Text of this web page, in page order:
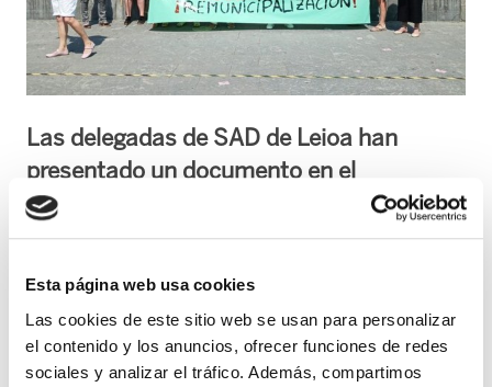
Esta página web usa cookies
Las cookies de este sitio web se usan para personalizar
el contenido y los anuncios, ofrecer funciones de redes
sociales y analizar el tráfico. Además, compartimos
Las delegadas de SAD de Leioa han
presentado un documento en el
Ayuntamiento solicitando una reunión
para iniciar las negociaciones para que el
el consistorio y no una empresa privada,
una petición ya registrada en Ortuella y
en Galdakao.